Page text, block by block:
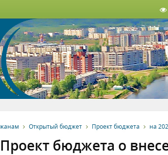
Открытый бюджет Проект бюджета на
Проект бюджета о